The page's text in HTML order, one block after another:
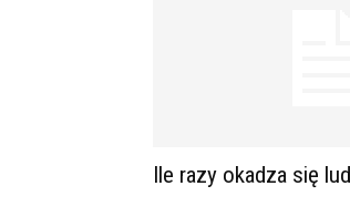
Ile razy okadza się